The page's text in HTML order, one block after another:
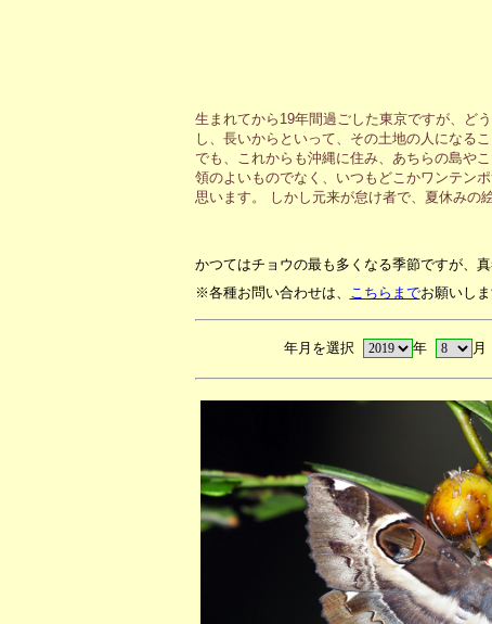
生まれてから19年間過ごした東京ですが、ど
し、長いからといって、その土地の人になる
でも、これからも沖縄に住み、あちらの島や
領のよいものでなく、いつもどこかワンテン
思います。 しかし元来が怠け者で、夏休みの
かつてはチョウの最も多くなる季節ですが、
※各種お問い合わせは、 こちらまでお願いしま
年月を選択 年